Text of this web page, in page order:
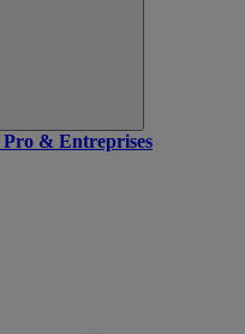
Pro & Entreprises